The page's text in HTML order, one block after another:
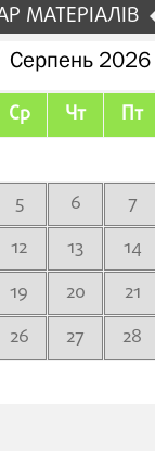
МАТЕРІАЛІВ
Серпень 2026
Ср Чт Пт
5 6 7
12 13 14
19 20 21
26 27 28